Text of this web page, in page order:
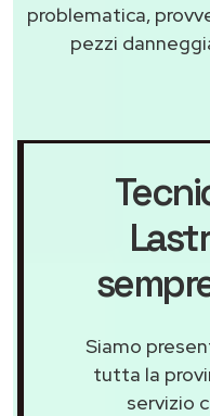
problematica,
pezzi
Siamo
tutta la
servizio